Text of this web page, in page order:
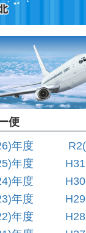
便
年度
年度
年度
年度
年度